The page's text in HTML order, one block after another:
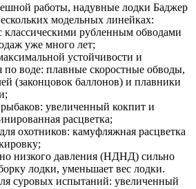
работы, надувные лодки Баджер
модельных линейках:
классическими рубленным обводами
уже много лет;
устойчивости и
по воде: плавные скоростные обводы,
(законцовок баллонов) и плавники
увеличенный кокпит и
расцветка;
охотников: камуфляжная расцветка
низкого давления (НДНД) сильно
лодки, уменьшает вес лодки.
суровых испытаний: увеличенный